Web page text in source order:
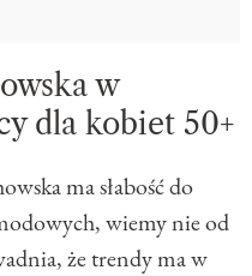
w
dla kobiet 50+
ma słabość do
wiemy nie od
że trendy ma w